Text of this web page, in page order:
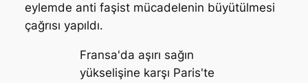
eylemde anti faşist mücadelenin büyütülmesi
çağrısı yapıldı.
Fransa'da aşırı sağın
yükselişine karşı Paris'te